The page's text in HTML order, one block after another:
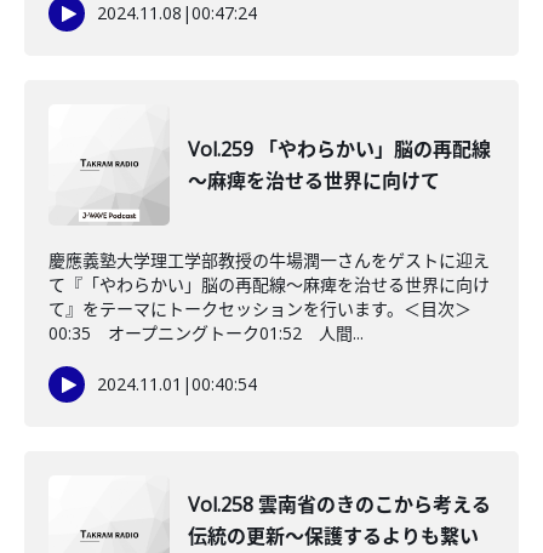
2024.11.08 |00:47:24
Vol.259 「やわらかい」脳の再配線
～麻痺を治せる世界に向けて
慶應義塾大学理工学部教授の牛場潤一さんをゲストに迎え
て『「やわらかい」脳の再配線～麻痺を治せる世界に向け
て』をテーマにトークセッションを行います。＜目次＞
00:35 オープニングトーク01:52 人間...
2024.11.01 |00:40:54
Vol.258 雲南省のきのこから考える
伝統の更新～保護するよりも繋い